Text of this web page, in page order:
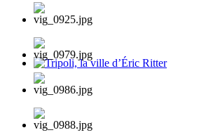
Tripoli, la ville d’Éric Ritter